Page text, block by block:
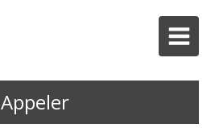
Appeler